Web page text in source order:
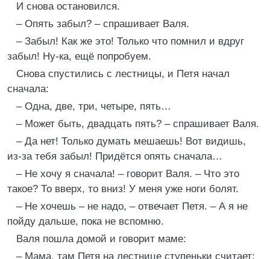
И снова остановился.
– Опять забыл? – спрашивает Валя.
– Забыл! Как же это! Только что помнил и вдруг
забыл! Ну-ка, ещё попробуем.
Снова спустились с лестницы, и Петя начал
сначала:
– Одна, две, три, четыре, пять…
– Может быть, двадцать пять? – спрашивает Валя.
– Да нет! Только думать мешаешь! Вот видишь,
из-за тебя забыл! Придётся опять сначала…
– Не хочу я сначала! – говорит Валя. – Что это
такое? То вверх, то вниз! У меня уже ноги болят.
– Не хочешь – не надо, – отвечает Петя. – А я не
пойду дальше, пока не вспомню.
Валя пошла домой и говорит маме:
– Мама, там Петя на лестнице ступеньки считает: